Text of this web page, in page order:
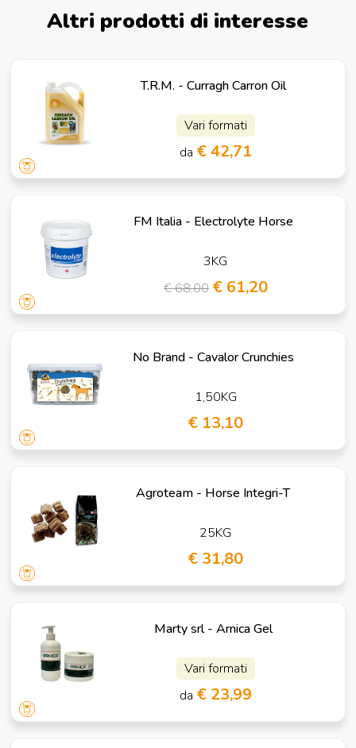
Altri prodotti di interesse
T.R.M. - Curragh Carron Oil
Vari formati
da € 42,71
FM Italia - Electrolyte Horse
3KG
€ 68,00 € 61,20
No Brand - Cavalor Crunchies
1,50KG
€ 13,10
Agroteam - Horse Integri-T
25KG
€ 31,80
Marty srl - Arnica Gel
Vari formati
da € 23,99